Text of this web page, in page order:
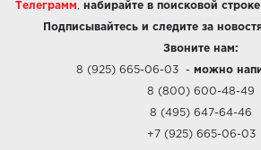
Телеграмм набирайте в поисковой строке
Подписывайтесь и следите за
Звоните нам:
8 (925) 665-06-03- можно
8 (800) 600-48-49
8 (495) 647-64-46
+7 (925) 665-06-03